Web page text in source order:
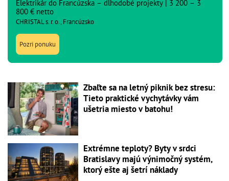
Elektrikár do Francúzska – dlhodobé projekty | 3 200 – 3
800 € netto
CHRISTAL s. r. o., Francúzsko
Pozri ponuku
Zbaľte sa na letný piknik bez stresu:
Tieto praktické vychytávky vám
ušetria miesto v batohu!
Extrémne teploty? Byty v srdci
Bratislavy majú výnimočný systém,
ktorý ešte aj šetrí náklady